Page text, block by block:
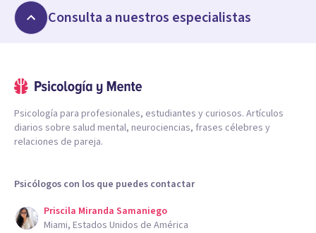
Consulta a nuestros especialistas
Psicología para profesionales, estudiantes y curiosos. Artículos
diarios sobre salud mental, neurociencias, frases célebres y
relaciones de pareja.
Psicólogos con los que puedes contactar
Priscila Miranda Samaniego
Miami, Estados Unidos de América